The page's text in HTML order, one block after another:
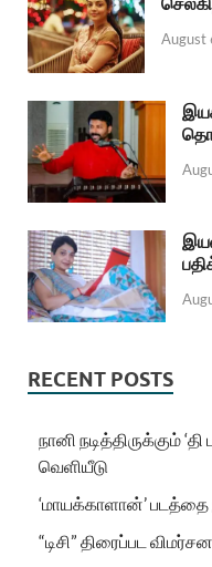
August
RECENT POSTS
நானி நடித்திருக்கும்
வெளியீடு
‘மாயக்காளான்’ படத்தை
“டிசி” திரைப்பட